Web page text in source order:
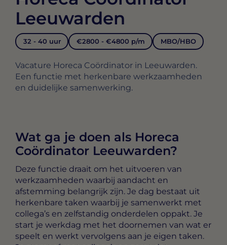
Leeuwarden
32 - 40 uur €2800 - €4800 p/m MBO/HBO
Vacature Horeca Coördinator in Leeuwarden.
Een functie met herkenbare werkzaamheden
en duidelijke samenwerking.
Wat ga je doen als Horeca
Coördinator Leeuwarden?
Deze functie draait om het uitvoeren van
werkzaamheden waarbij aandacht en
afstemming belangrijk zijn. Je dag bestaat uit
herkenbare taken waarbij je samenwerkt met
collega’s en zelfstandig onderdelen oppakt. Je
start je werkdag met het doornemen van wat er
speelt en werkt vervolgens aan je eigen taken.